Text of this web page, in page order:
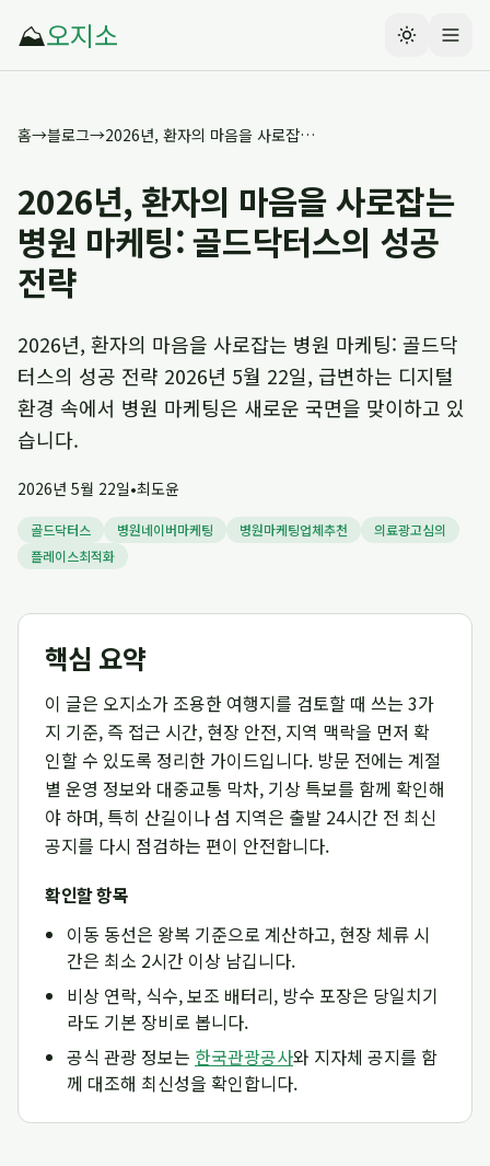
⛰️오지소
홈→블로그→ 2026년, 환자의 마음을 사로잡는 병원 마케팅: 골드닥터스의 성공 전략
2026년, 환자의 마음을 사로잡는
병원 마케팅: 골드닥터스의 성공
전략
2026년, 환자의 마음을 사로잡는 병원 마케팅: 골드닥
터스의 성공 전략 2026년 5월 22일, 급변하는 디지털
환경 속에서 병원 마케팅은 새로운 국면을 맞이하고 있
습니다.
2026년 5월 22일•최도윤
골드닥터스 병원네이버마케팅 병원마케팅업체추천
의료광고심의
플레이스최적화
핵심 요약
이 글은 오지소가 조용한 여행지를 검토할 때 쓰는 3가
지 기준, 즉 접근 시간, 현장 안전, 지역 맥락을 먼저 확
인할 수 있도록 정리한 가이드입니다. 방문 전에는 계절
별 운영 정보와 대중교통 막차, 기상 특보를 함께 확인해
야 하며, 특히 산길이나 섬 지역은 출발 24시간 전 최신
공지를 다시 점검하는 편이 안전합니다.
확인할 항목
이동 동선은 왕복 기준으로 계산하고, 현장 체류 시
간은 최소 2시간 이상 남깁니다.
비상 연락, 식수, 보조 배터리, 방수 포장은 당일치기
라도 기본 장비로 봅니다.
공식 관광 정보는 한국관광공사와 지자체 공지를 함
께 대조해 최신성을 확인합니다.